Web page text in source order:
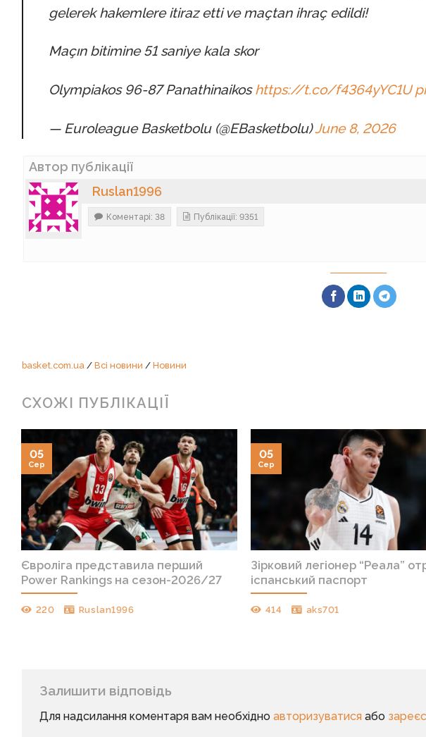
gelerek hakemlere itiraz etti ve maçtan ihraç edildi!
Maçın bitimine 51 saniye kala skor
Olympiakos 96-87 Panathinaikoshttps://t.co/f4364yYC1U
— Euroleague Basketbolu (@EBasketbolu)June 8, 2026
Автор публікації
Ruslan1996
Коментарі: 38 Публікації: 9351
basket.com.ua / Всі новини / Новини
СХОЖІ ПУБЛІКАЦІЇ
Євроліга представила перший
Power Rankings на сезон-2026/27
220 Ruslan1996
05
Сер
Зірковий легіонер “Реала”
іспанський паспорт
414 aks701
05
Сер
Залишити відповідь
Для надсилання коментаря вам необхідно авторизуватисяабо